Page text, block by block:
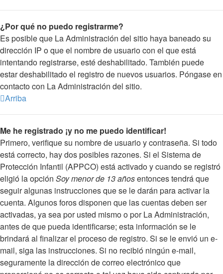
¿Por qué no puedo registrarme?
Es posible que La Administración del sitio haya baneado su
dirección IP o que el nombre de usuario con el que está
intentando registrarse, esté deshabilitado. También puede
estar deshabilitado el registro de nuevos usuarios. Póngase en
contacto con La Administración del sitio.
Arriba
Me he registrado ¡y no me puedo identificar!
Primero, verifique su nombre de usuario y contraseña. Si todo
está correcto, hay dos posibles razones. Si el Sistema de
Protección Infantil (APPCO) está activado y cuando se registró
eligió la opción Soy menor de 13 añosentonces tendrá que
seguir algunas instrucciones que se le darán para activar la
cuenta. Algunos foros disponen que las cuentas deben ser
activadas, ya sea por usted mismo o por La Administración,
antes de que pueda identificarse; esta información se le
brindará al finalizar el proceso de registro. Si se le envió un e-
mail, siga las instrucciones. Si no recibió ningún e-mail,
seguramente la dirección de correo electrónico que